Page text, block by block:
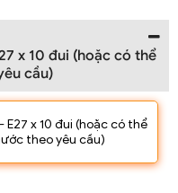
x 10 đui (hoặc có thể
cầu)
x 10 đui (hoặc có thể
theo yêu cầu)